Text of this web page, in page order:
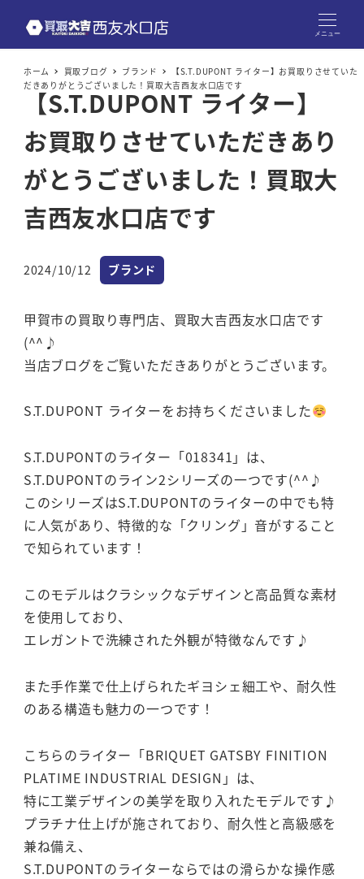
メニュー
ホーム 買取ブログ ブランド
【S.T.DUPONT ライター】お買取りさせていた
だきありがとうございました！買取大吉西友水口店です
【S.T.DUPONT ライター】
お買取りさせていただきあり
がとうございました！買取大
吉西友水口店です
投稿日
2024/10/12 カテゴリー
ブランド
甲賀市の買取り専門店、買取大吉西友水口店です
(^^♪
当店ブログをご覧いただきありがとうございます。
S.T.DUPONT ライターをお持ちくださいました
S.T.DUPONTのライター「018341」は、
S.T.DUPONTのライン2シリーズの一つです(^^♪
このシリーズはS.T.DUPONTのライターの中でも特
に人気があり、特徴的な「クリング」音がすること
で知られています！
このモデルはクラシックなデザインと高品質な素材
を使用しており、
エレガントで洗練された外観が特徴なんです♪
また手作業で仕上げられたギヨシェ細工や、耐久性
のある構造も魅力の一つです！
こちらのライター「BRIQUET GATSBY FINITION
PLATIME INDUSTRIAL DESIGN」は、
特に工業デザインの美学を取り入れたモデルです♪
プラチナ仕上げが施されており、耐久性と高級感を
兼ね備え、
S.T.DUPONTのライターならではの滑らかな操作感